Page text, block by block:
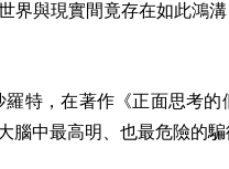
界與現實間竟存在如此鴻
特，在著作《正面思考
腦中最高明、也最危險的